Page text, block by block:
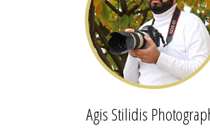
Agis Stilidis